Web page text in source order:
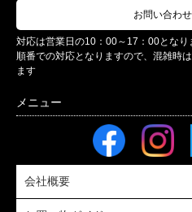
お問い合わ
対応は営業日の10：00～17：00となり
順番での対応となりますので、混雑時
ます
会社概要